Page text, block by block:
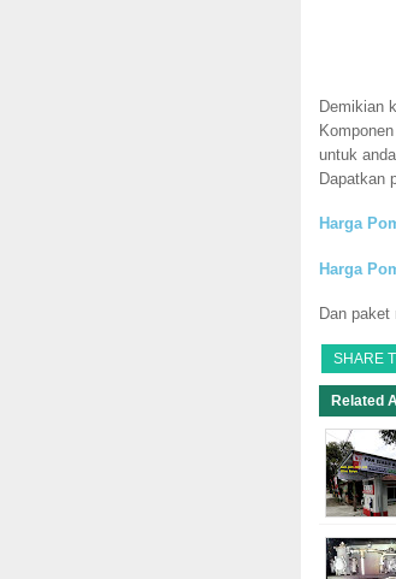
Demikian
untuk
Dapatkan
Harga
Harga
Dan paket
SHARE
Related